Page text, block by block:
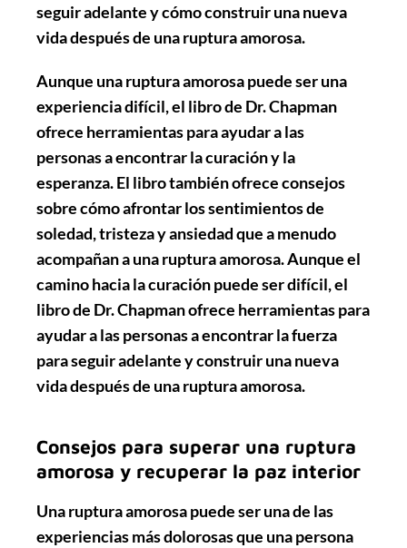
seguir adelante y cómo construir una nueva
vida después de una ruptura amorosa.
Aunque una ruptura amorosa puede ser una
experiencia difícil, el libro de Dr. Chapman
ofrece herramientas para ayudar a las
personas a encontrar la curación y la
esperanza. El libro también ofrece consejos
sobre cómo afrontar los sentimientos de
soledad, tristeza y ansiedad que a menudo
acompañan a una ruptura amorosa. Aunque el
camino hacia la curación puede ser difícil, el
libro de Dr. Chapman ofrece herramientas para
ayudar a las personas a encontrar la fuerza
para seguir adelante y construir una nueva
vida después de una ruptura amorosa.
Consejos para superar una ruptura
amorosa y recuperar la paz interior
Una ruptura amorosa puede ser una de las
experiencias más dolorosas que una persona